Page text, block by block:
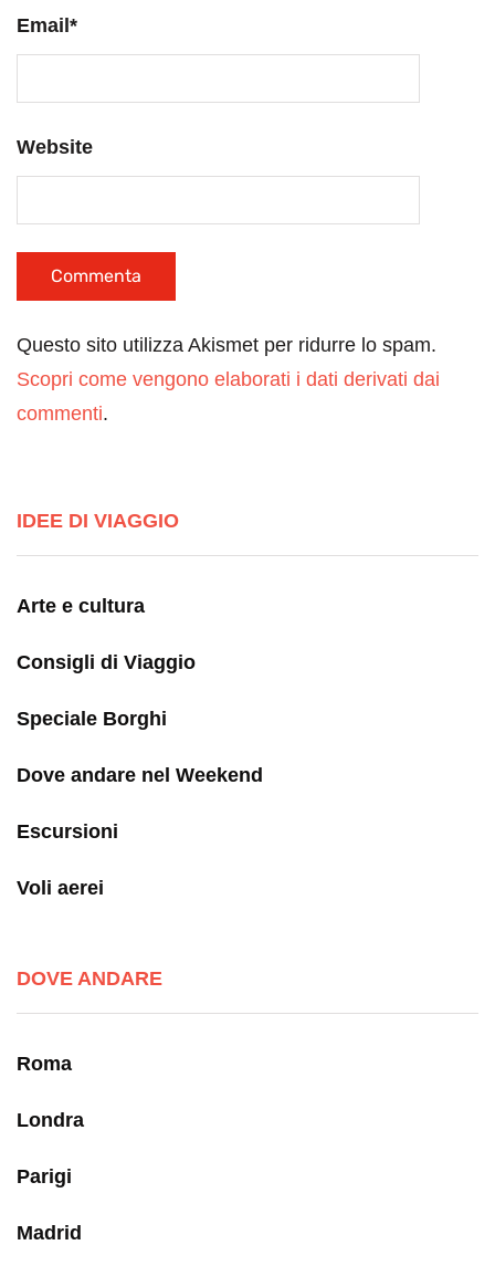
Email*
Website
Questo sito utilizza Akismet per ridurre lo spam.
Scopri come vengono elaborati i dati derivati dai
commenti.
IDEE DI VIAGGIO
Arte e cultura
Consigli di Viaggio
Speciale Borghi
Dove andare nel Weekend
Escursioni
Voli aerei
DOVE ANDARE
Roma
Londra
Parigi
Madrid